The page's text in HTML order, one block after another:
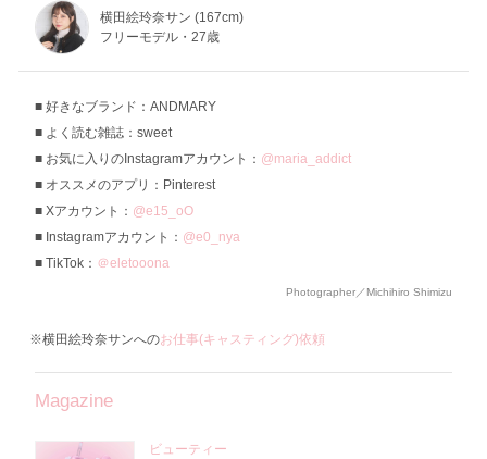
横田絵玲奈サン (167cm)
フリーモデル・27歳
好きなブランド：ANDMARY
よく読む雑誌：sweet
お気に入りのInstagramアカウント： @maria_addict
オススメのアプリ：Pinterest
Xアカウント： @e15_oO
Instagramアカウント： @e0_nya
TikTok： ＠eletooona
Photographer／Michihiro Shimizu
※横田絵玲奈サンへのお仕事(キャスティング)依頼
Magazine
ビューティー